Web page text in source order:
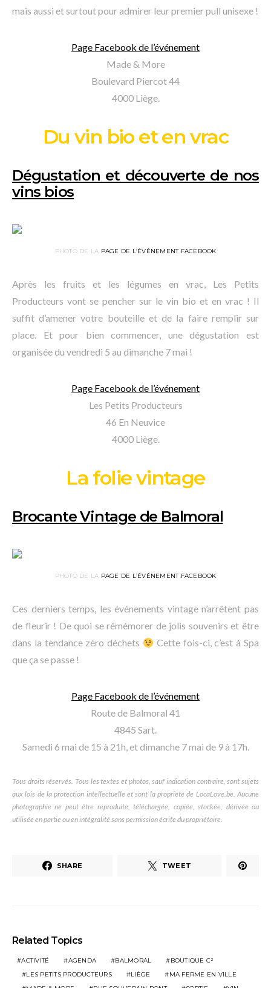
mais aussi et surtout pour admirer leur premier pull unisexe !
Page Facebook de l’événement
Made & More
Boulevard Piercot 44
4000 Liège.
Du vin bio et en vrac
Dégustation et découverte de nos
vins bios
PHOTO DE LA PAGE DE L’ÉVÉNEMENT FACEBOOK
Après les fruits et les légumes en vrac, Les Petits
Producteurs vont se pencher sur le vin bio et en vrac ! Il
suffit d’amener votre bouteille et de la faire remplir sur
place. Et pour bien commencer, une dégustation est
organisée du vendredi 5 au dimanche 7 mai !
Page Facebook de l’événement
Les Petits Producteurs
46 En Neuvice
4000 Liège.
La folie vintage
Brocante Vintage de Balmoral
PHOTO DE LA PAGE DE L’ÉVÉNEMENT FACEBOOK
Ces derniers temps, les événements vintage n’arrêtent pas
de fleurir ! De quoi se rémémorer de jolis souvenirs et être
dans la tendance zéro déchets
Cette fois-ci, c’est à Spa
que ça se passe !
Page Facebook de l’événement
Route de Balmoral 41
4845 Sart.
Samedi 6 mai de 15 à 21h, et dimanche 7 mai de 9 à 17h.
Tous droits réservés. Tous les textes et photos, sauf indication contraire, sont sujets
aux lois de la protection intellectuelle et sont la propriété de LocaLove.be. Aucune
photographie ne peut être reproduite, téléchargée, copiée, stockée, dérivée ou
utilisée en partie ou en intégralité sans permission écrite du propriétaire.
SHARE TWEET
Related Topics
ACTIVITÉ AGENDA BALMORAL
BOUTIQUE C²
LES PETITS PRODUCTEURS
LIÈGE
MA FERME EN VILLE